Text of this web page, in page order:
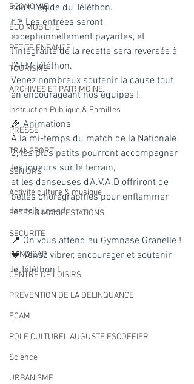
ECONOMIE
ECO MOBILITE
PETITE ENFANCE
TOURISME
ARCHIVES ET PATRIMOINE
Instruction Publique & Familles
PRESSE
TRANSPORT
SENIORS
Activité culture & musique
FETES & MANIFESTATIONS
SECURITE
HANDICAP
CENTRE DE LOISIRS
PREVENTION DE LA DELINQUANCE
ECAM
POLE CULTUREL AUGUSTE ESCOFFIER
Science
URBANISME
sous l’égide du Téléthon.
👉 Les entrées seront
exceptionnellement payantes, et
l’intégralité de la recette sera reversée à
l’AFM Téléthon.
Venez nombreux soutenir la cause tout
en encourageant nos équipes !
🎉 Animations
À la mi-temps du match de la Nationale
2, les plus petits pourront accompagner
les joueurs sur le terrain,
et les danseuses d’A.V.A.D offriront de
belles chorégraphies pour enflammer
les tribunes !
📍 On vous attend au Gymnase Granelle !
💙 Venez vibrer, encourager et soutenir
le Téléthon !